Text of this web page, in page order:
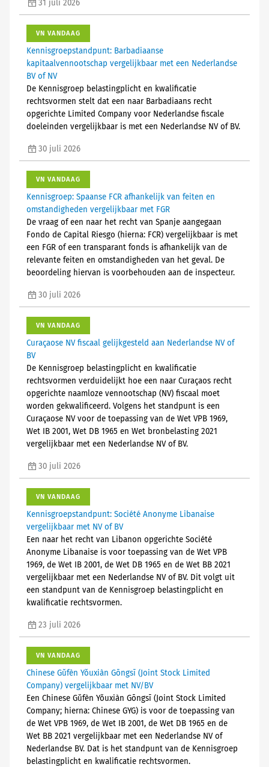
31 juli 2026
VN VANDAAG
Kennisgroepstandpunt: Barbadiaanse
kapitaalvennootschap vergelijkbaar met een Nederlandse
BV of NV
De Kennisgroep belastingplicht en kwalificatie
rechtsvormen stelt dat een naar Barbadiaans recht
opgerichte Limited Company voor Nederlandse fiscale
doeleinden vergelijkbaar is met een Nederlandse NV of BV.
30 juli 2026
VN VANDAAG
Kennisgroep: Spaanse FCR afhankelijk van feiten en
omstandigheden vergelijkbaar met FGR
De vraag of een naar het recht van Spanje aangegaan
Fondo de Capital Riesgo (hierna: FCR) vergelijkbaar is met
een FGR of een transparant fonds is afhankelijk van de
relevante feiten en omstandigheden van het geval. De
beoordeling hiervan is voorbehouden aan de inspecteur.
30 juli 2026
VN VANDAAG
Curaçaose NV fiscaal gelijkgesteld aan Nederlandse NV of
BV
De Kennisgroep belastingplicht en kwalificatie
rechtsvormen verduidelijkt hoe een naar Curaçaos recht
opgerichte naamloze vennootschap (NV) fiscaal moet
worden gekwalificeerd. Volgens het standpunt is een
Curaçaose NV voor de toepassing van de Wet VPB 1969,
Wet IB 2001, Wet DB 1965 en Wet bronbelasting 2021
vergelijkbaar met een Nederlandse NV of BV.
30 juli 2026
VN VANDAAG
Kennisgroepstandpunt: Société Anonyme Libanaise
vergelijkbaar met NV of BV
Een naar het recht van Libanon opgerichte Société
Anonyme Libanaise is voor toepassing van de Wet VPB
1969, de Wet IB 2001, de Wet DB 1965 en de Wet BB 2021
vergelijkbaar met een Nederlandse NV of BV. Dit volgt uit
een standpunt van de Kennisgroep belastingplicht en
kwalificatie rechtsvormen.
23 juli 2026
VN VANDAAG
Chinese Gǔfèn Yǒuxiàn Gōngsī (Joint Stock Limited
Company) vergelijkbaar met NV/BV
Een Chinese Gǔfèn Yǒuxiàn Gōngsī (Joint Stock Limited
Company; hierna: Chinese GYG) is voor de toepassing van
de Wet VPB 1969, de Wet IB 2001, de Wet DB 1965 en de
Wet BB 2021 vergelijkbaar met een Nederlandse NV of
Nederlandse BV. Dat is het standpunt van de Kennisgroep
belastingplicht en kwalificatie rechtsvormen.